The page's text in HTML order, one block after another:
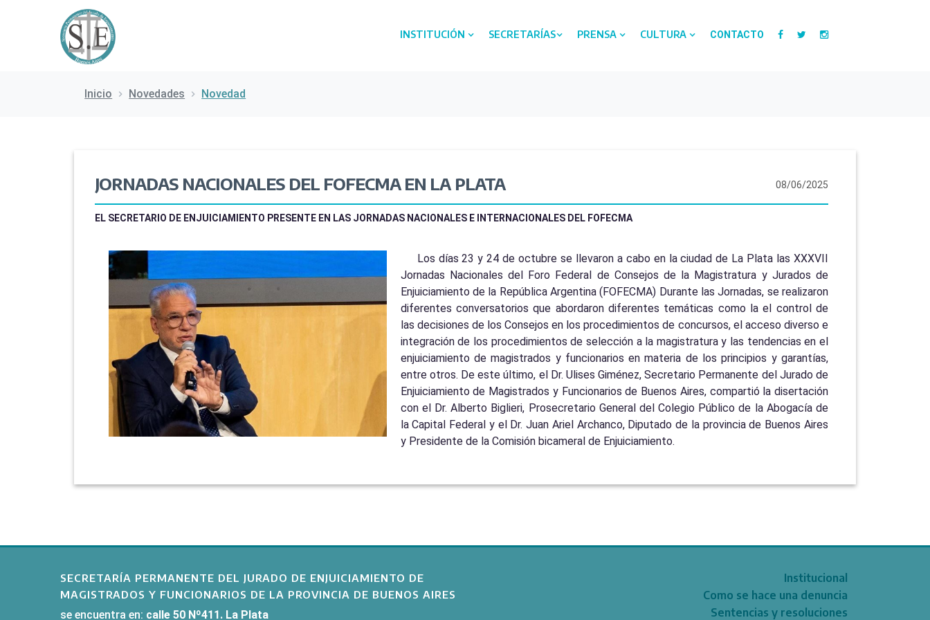
INSTITUCIÓN SECRETARÍAS PRENSA CULTURA CONTACTO
Inicio Novedades Novedad
JORNADAS NACIONALES DEL FOFECMA EN LA PLATA 08/06/2025
EL SECRETARIO DE ENJUICIAMIENTO PRESENTE EN LAS JORNADAS NACIONALES E INTERNACIONALES DEL FOFECMA
Los días 23 y 24 de octubre se llevaron a cabo en la ciudad de La Plata las XXXVII
Jornadas Nacionales del Foro Federal de Consejos de la Magistratura y Jurados de
Enjuiciamiento de la República Argentina (FOFECMA) Durante las Jornadas, se realizaron
diferentes conversatorios que abordaron diferentes temáticas como la el control de
las decisiones de los Consejos en los procedimientos de concursos, el acceso diverso e
integración de los procedimientos de selección a la magistratura y las tendencias en el
enjuiciamiento de magistrados y funcionarios en materia de los principios y garantías,
entre otros. De este último, el Dr. Ulises Giménez, Secretario Permanente del Jurado de
Enjuiciamiento de Magistrados y Funcionarios de Buenos Aires, compartió la disertación
con el Dr. Alberto Biglieri, Prosecretario General del Colegio Público de la Abogacía de
la Capital Federal y el Dr. Juan Ariel Archanco, Diputado de la provincia de Buenos Aires
y Presidente de la Comisión bicameral de Enjuiciamiento.
SECRETARÍA PERMANENTE DEL JURADO DE ENJUICIAMIENTO DE
MAGISTRADOS Y FUNCIONARIOS DE LA PROVINCIA DE BUENOS AIRES
se encuentra en: calle 50 Nº411. La Plata
Institucional
Como se hace una denuncia
Sentencias y resoluciones